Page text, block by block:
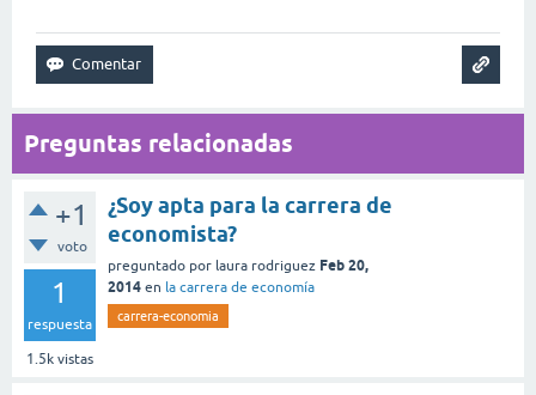
Preguntas relacionadas
+1
voto
1
respuesta
1.5k vistas
¿Soy apta para la carrera de
economista?
preguntado por laura rodriguez Feb 20,
2014 en la carrera de economía
carrera-economia